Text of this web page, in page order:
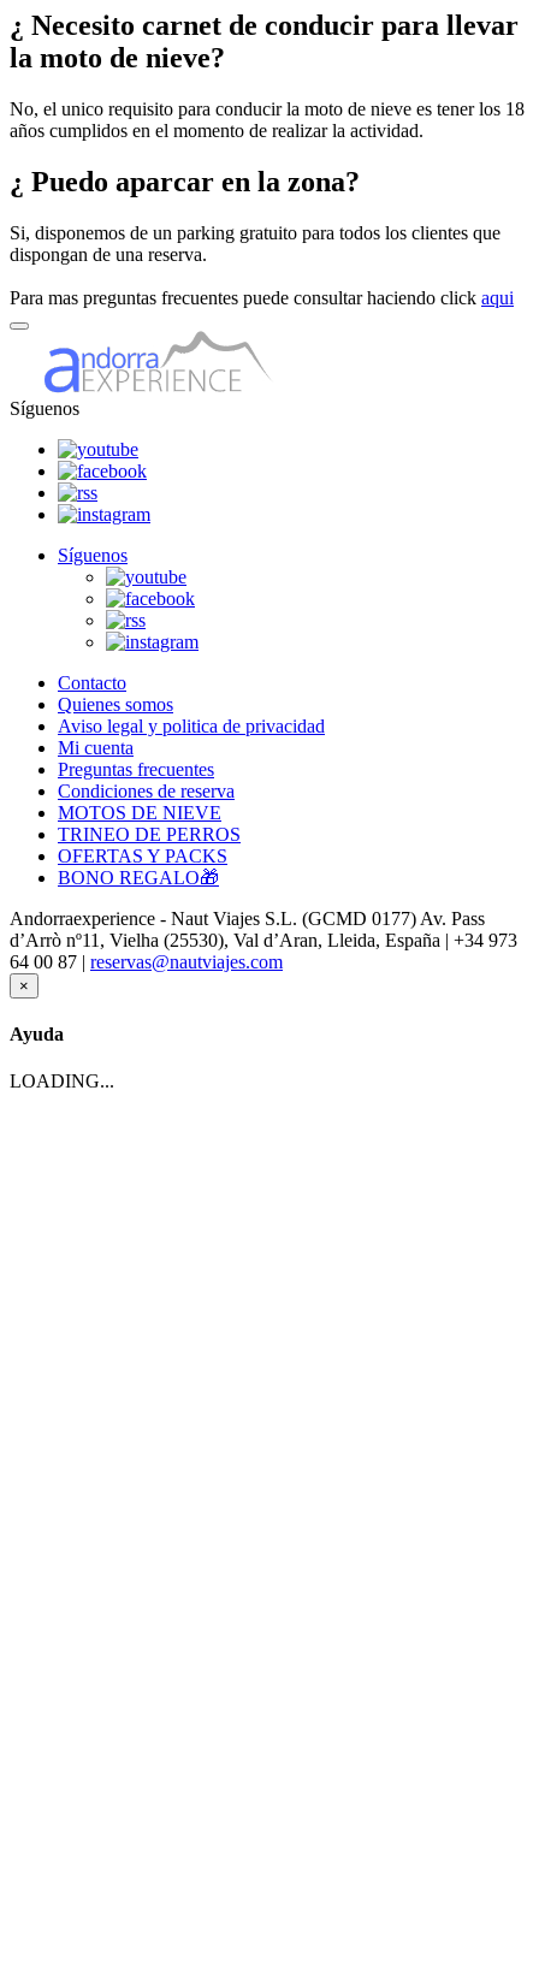
¿ Necesito carnet de conducir para llevar
la moto de nieve?
No, el unico requisito para conducir la moto de nieve es tener los 18
años cumplidos en el momento de realizar la actividad.
¿ Puedo aparcar en la zona?
Si, disponemos de un parking gratuito para todos los clientes que
dispongan de una reserva.
Para mas preguntas frecuentes puede consultar haciendo click aqui
Síguenos
Síguenos
Contacto
Quienes somos
Aviso legal y politica de privacidad
Mi cuenta
Preguntas frecuentes
Condiciones de reserva
MOTOS DE NIEVE
TRINEO DE PERROS
OFERTAS Y PACKS
BONO REGALO🎁
Andorraexperience - Naut Viajes S.L. (GCMD 0177) Av. Pass
d’Arrò nº11, Vielha (25530), Val d’Aran, Lleida, España | +34 973
64 00 87 | reservas@nautviajes.com
×
Ayuda
LOADING...